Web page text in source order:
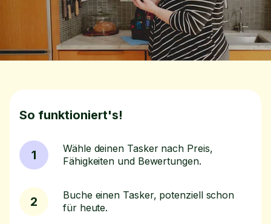
So funktioniert's!
1
Wähle deinen Tasker nach Preis,
Fähigkeiten und Bewertungen.
2
Buche einen Tasker, potenziell schon
für heute.